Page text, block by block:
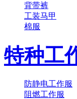
背带裤
工装马甲
棉服
特种工
防静电工作服
阻燃工作服